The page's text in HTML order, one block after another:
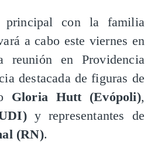
principal con la familia
a cabo este viernes en
en Providencia
destacada de figuras de
Gloria Hutt (Evópoli),
y representantes de
(RN).